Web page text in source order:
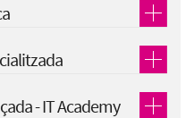
- IT Academy